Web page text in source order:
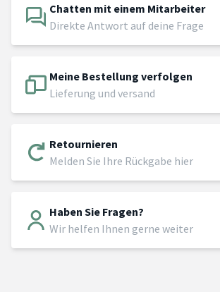
Chatten mit einem Mitarbeiter
Direkte Antwort auf deine Frage
Meine Bestellung verfolgen
Lieferung und versand
Retournieren
Melden Sie Ihre Rückgabe hier
Haben Sie Fragen?
Wir helfen Ihnen gerne weiter